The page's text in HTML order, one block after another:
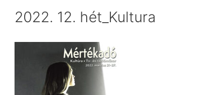
2022. 12. hét_Kultura